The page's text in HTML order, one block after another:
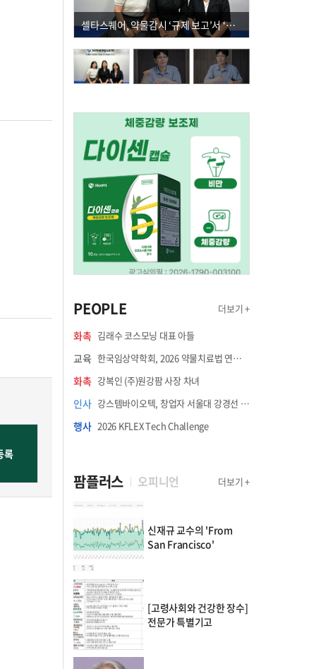
셀타스퀘어, 약물감시 ‘규제 보고’서 ‘데이터 의사결정’으로 "PVX 전환 요구 커진다"
PEOPLE 더보기 +
화촉 김래수 코스모닝 대표 아들
교육 한국임상약학회, 2026 약물치료법 연수강좌 8월 21일 개최
화촉 강복인 (주)원강팜 사장 차녀
인사 강스템바이오텍, 창업자 서울대 강경선 교수 최고과학책임자 선임
행사 2026 KFLEX Tech Challenge
팜플러스 오피니언 더보기 +
신재규 교수의 'From
San Francisco'
[고령사회와 건강한 장수]
전문가 특별기고